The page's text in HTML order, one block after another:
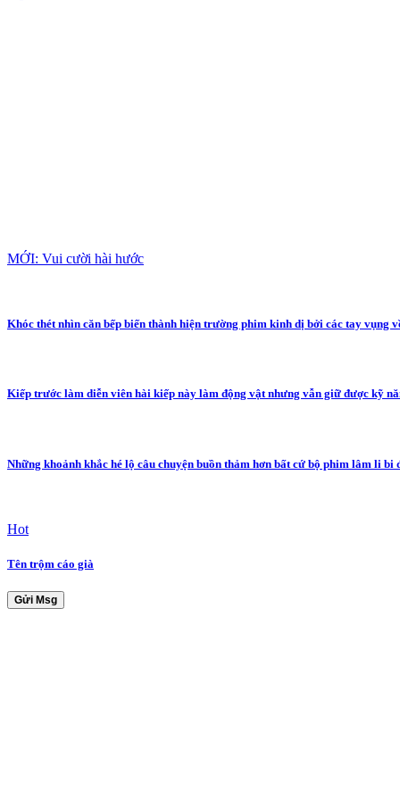
MỚI: Vui cười hài hước
Khóc thét nhìn căn bếp biến thành hiện trường phim kinh dị bởi các tay vụng
Kiếp trước làm diễn viên hài kiếp này làm động vật nhưng vẫn giữ được kỹ
Những khoảnh khắc hé lộ câu chuyện buồn thảm hơn bất cứ bộ phim lâm li bi
Hot
Tên trộm cáo già
Gửi Msg